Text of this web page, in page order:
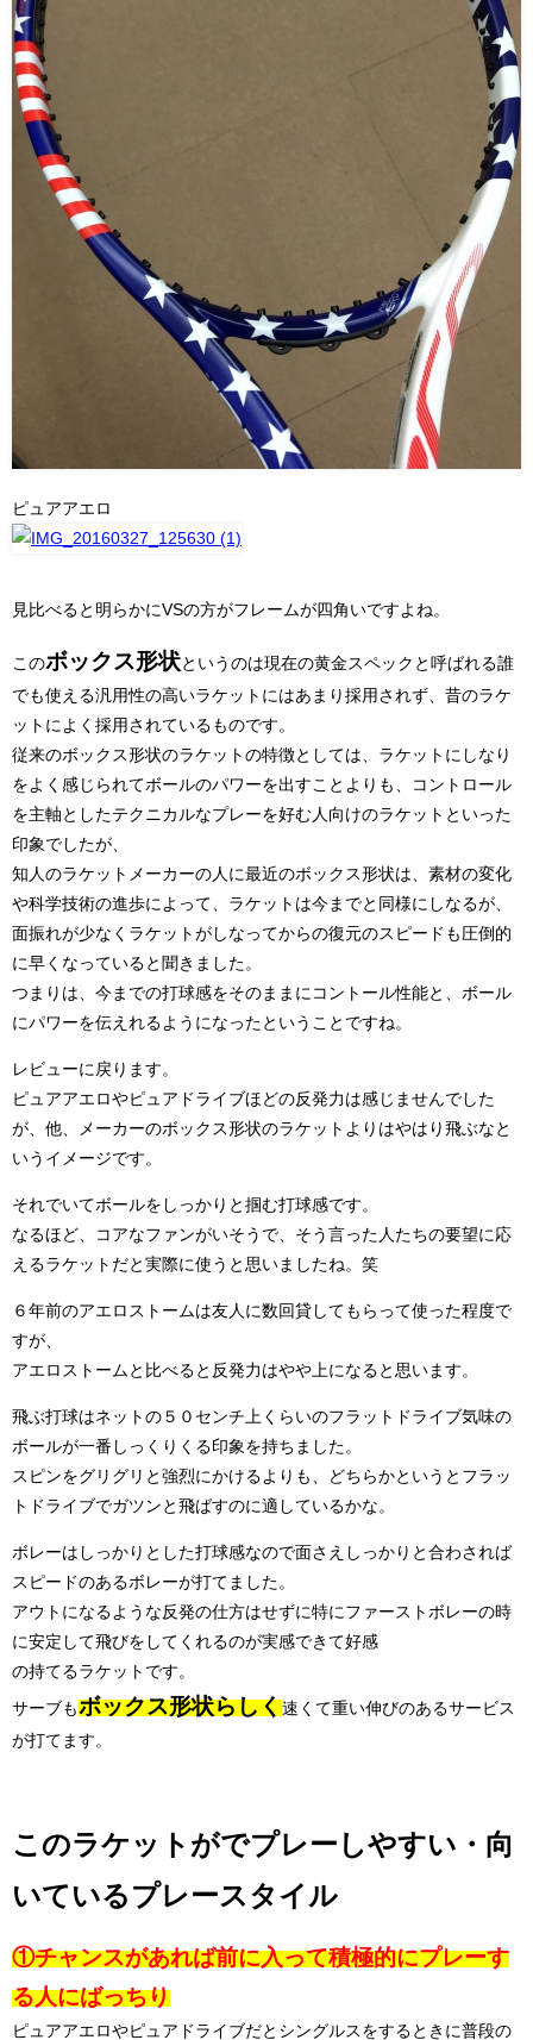
ピュアアエロ
見比べると明らかにVSの方がフレームが四角いですよね。
このボックス形状というのは現在の黄金スペックと呼ばれる誰
でも使える汎用性の高いラケットにはあまり採用されず、昔のラケ
ットによく採用されているものです。
従来のボックス形状のラケットの特徴としては、ラケットにしなり
をよく感じられてボールのパワーを出すことよりも、コントロール
を主軸としたテクニカルなプレーを好む人向けのラケットといった
印象でしたが、
知人のラケットメーカーの人に最近のボックス形状は、素材の変化
や科学技術の進歩によって、ラケットは今までと同様にしなるが、
面振れが少なくラケットがしなってからの復元のスピードも圧倒的
に早くなっていると聞きました。
つまりは、今までの打球感をそのままにコントール性能と、ボール
にパワーを伝えれるようになったということですね。
レビューに戻ります。
ピュアアエロやピュアドライブほどの反発力は感じませんでした
が、他、メーカーのボックス形状のラケットよりはやはり飛ぶなと
いうイメージです。
それでいてボールをしっかりと掴む打球感です。
なるほど、コアなファンがいそうで、そう言った人たちの要望に応
えるラケットだと実際に使うと思いましたね。笑
６年前のアエロストームは友人に数回貸してもらって使った程度で
すが、
アエロストームと比べると反発力はやや上になると思います。
飛ぶ打球はネットの５０センチ上くらいのフラットドライブ気味の
ボールが一番しっくりくる印象を持ちました。
スピンをグリグリと強烈にかけるよりも、どちらかというとフラッ
トドライブでガツンと飛ばすのに適しているかな。
ボレーはしっかりとした打球感なので面さえしっかりと合わされば
スピードのあるボレーが打てました。
アウトになるような反発の仕方はせずに特にファーストボレーの時
に安定して飛びをしてくれるのが実感できて好感
の持てるラケットです。
サーブもボックス形状らしく速くて重い伸びのあるサービス
が打てます。
このラケットがでプレーしやすい・向
いているプレースタイル
①チャンスがあれば前に入って積極的にプレーす
る人にばっちり
ピュアアエロやピュアドライブだとシングルスをするときに普段の